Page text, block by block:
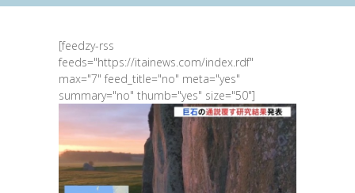
[feedzy-rss
feeds="https://itainews.com/index.rdf"
max="7" feed_title="no" meta="yes"
summary="no" thumb="yes" size="50"]